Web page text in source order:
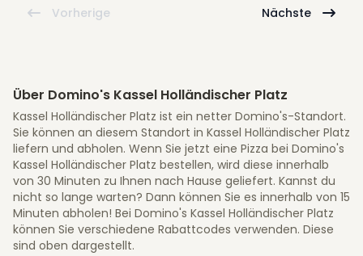
Vorherige Nächste
Über Domino's Kassel Holländischer Platz
Kassel Holländischer Platz ist ein netter Domino's-Standort.
Sie können an diesem Standort in Kassel Holländischer Platz
liefern und abholen. Wenn Sie jetzt eine Pizza bei Domino's
Kassel Holländischer Platz bestellen, wird diese innerhalb
von 30 Minuten zu Ihnen nach Hause geliefert. Kannst du
nicht so lange warten? Dann können Sie es innerhalb von 15
Minuten abholen! Bei Domino's Kassel Holländischer Platz
können Sie verschiedene Rabattcodes verwenden. Diese
sind oben dargestellt.